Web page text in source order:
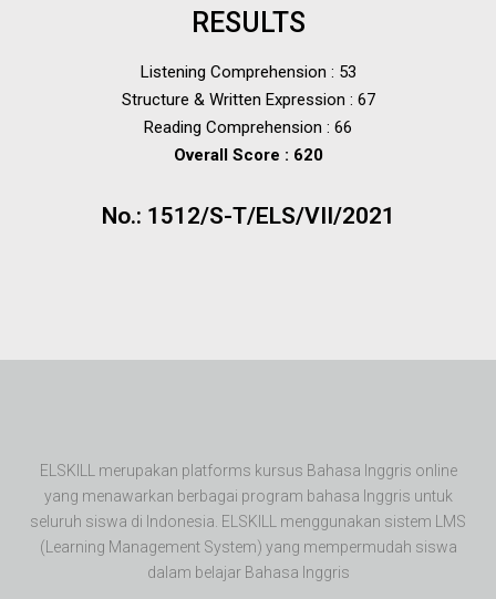
RESULTS
Listening Comprehension : 53
Structure & Written Expression : 67
Reading Comprehension : 66
Overall Score : 620
No.: 1512/S-T/ELS/VII/2021
ELSKILL merupakan platforms kursus Bahasa Inggris online
yang menawarkan berbagai program bahasa Inggris untuk
seluruh siswa di Indonesia. ELSKILL menggunakan sistem LMS
(Learning Management System) yang mempermudah siswa
dalam belajar Bahasa Inggris